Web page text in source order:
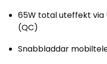
65W total uteffekt via
(QC)
Snabbladdar